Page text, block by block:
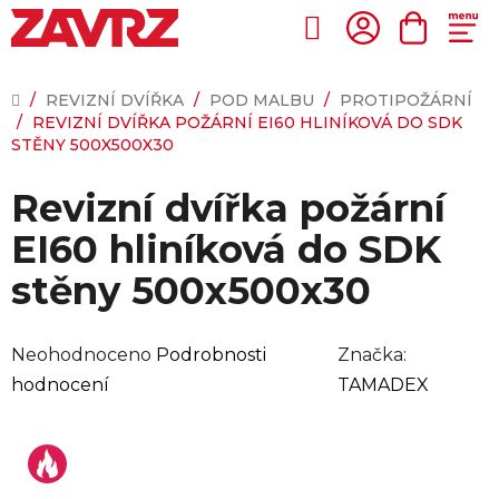
Přejít
na
Hledat
KOŠÍK
DOMŮ
/ REVIZNÍ DVÍŘKA / POD MALBU / PROTIPOŽÁRNÍ
/ REVIZNÍ DVÍŘKA POŽÁRNÍ EI60 HLINÍKOVÁ DO SDK
STĚNY 500X500X30
Revizní dvířka požární
EI60 hliníková do SDK
stěny 500x500x30
Průměrné
hodnocení
0,0
Neohodnoceno Podrobnosti
hodnocení
Značka:
TAMADEX